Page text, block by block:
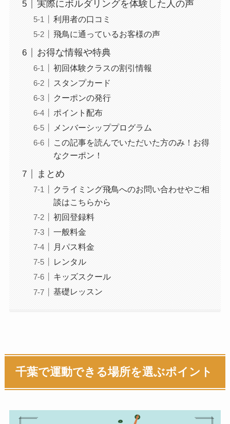
実際にボルダリングを体験した人の声
利用者の口コミ
飛鳥に通っているお客様の声
お得な情報や特典
初回体験クラスの割引情報
スタンプカード
クーポンの発行
ポイント配布
メンバーシッププログラム
この記事を読んでいただいた方のみ！お得
なクーポン！
まとめ
クライミング飛鳥へのお問い合わせやご相
談はこちらから
初回登録料
一般料金
月パス料金
レンタル
キッズスクール
基礎レッスン
千葉で運動できる場所を選ぶポイント